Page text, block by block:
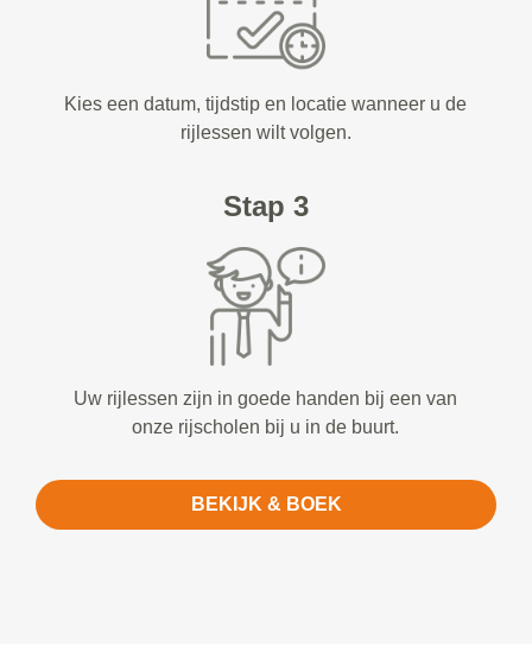
Kies een datum, tijdstip en locatie wanneer u de
rijlessen wilt volgen.
Stap 3
Uw rijlessen zijn in goede handen bij een van
onze rijscholen bij u in de buurt.
BEKIJK & BOEK